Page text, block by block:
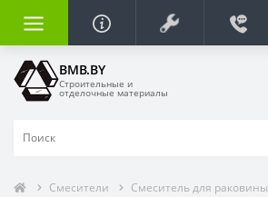
BMB.BY
Строительные и
отделочные материалы
Смесители
Смеситель для